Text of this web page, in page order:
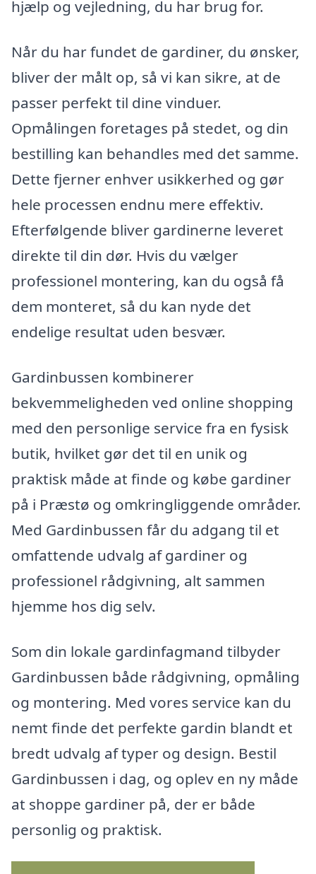
hjælp og vejledning, du har brug for.
Når du har fundet de gardiner, du ønsker,
bliver der målt op, så vi kan sikre, at de
passer perfekt til dine vinduer.
Opmålingen foretages på stedet, og din
bestilling kan behandles med det samme.
Dette fjerner enhver usikkerhed og gør
hele processen endnu mere effektiv.
Efterfølgende bliver gardinerne leveret
direkte til din dør. Hvis du vælger
professionel montering, kan du også få
dem monteret, så du kan nyde det
endelige resultat uden besvær.
Gardinbussen kombinerer
bekvemmeligheden ved online shopping
med den personlige service fra en fysisk
butik, hvilket gør det til en unik og
praktisk måde at finde og købe gardiner
på i Præstø og omkringliggende områder.
Med Gardinbussen får du adgang til et
omfattende udvalg af gardiner og
professionel rådgivning, alt sammen
hjemme hos dig selv.
Som din lokale gardinfagmand tilbyder
Gardinbussen både rådgivning, opmåling
og montering. Med vores service kan du
nemt finde det perfekte gardin blandt et
bredt udvalg af typer og design. Bestil
Gardinbussen i dag, og oplev en ny måde
at shoppe gardiner på, der er både
personlig og praktisk.